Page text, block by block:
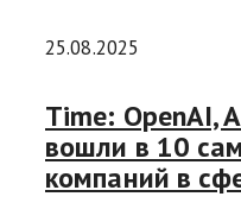
25.08.2025
Time: OpenAI,
вошли в 10
компаний в